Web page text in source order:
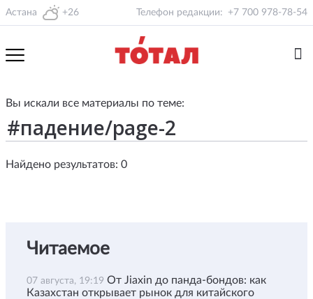
Астана +26 Телефон редакции: +7 700 978-78-54
Вы искали все материалы по теме:
Найдено результатов: 0
Читаемое
07 августа, 19:19 От Jiaxin до панда-бондов: как
Казахстан открывает рынок для китайского